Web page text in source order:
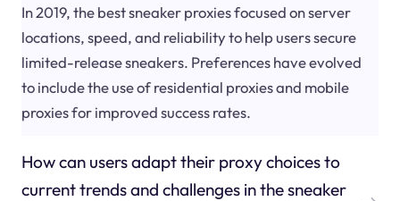
In 2019, the best sneaker proxies focused on server
locations, speed, and reliability to help users secure
limited-release sneakers. Preferences have evolved
to include the use of residential proxies and mobile
proxies for improved success rates.
How can users adapt their proxy choices to
current trends and challenges in the sneaker